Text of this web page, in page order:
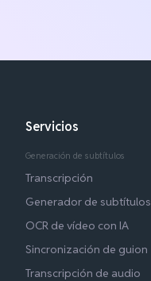
Servicios
Generación de subtítulos
Transcripción
Generador de subtítulos
OCR de vídeo con IA
Sincronización de guion
Transcripción de audio